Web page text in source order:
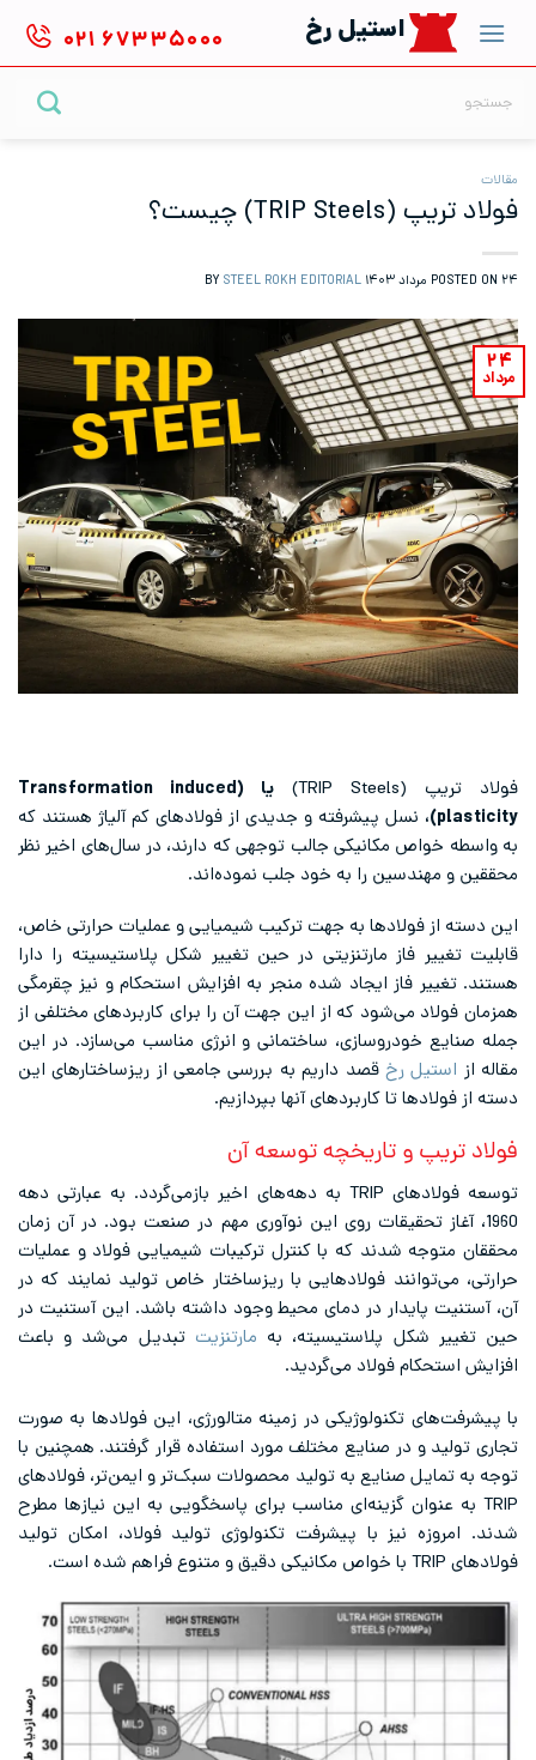
content
استیل رخ ۰۲۱ ۶۷۳۳۵۰۰۰
مقالات
فولاد تریپ (TRIP Steels) چیست؟
POSTED ON ۲۴ مرداد ۱۴۰۳ STEEL ROKH EDITORIAL
۲۴
مرداد
فولاد تریپ (TRIP Steels)
یا (Transformation induced
plasticity)،
نسل پیشرفته و جدیدی از فولادهای کم آلیاژ هستند که
به واسطه خواص مکانیکی جالب توجهی که دارند، در سال‌های اخیر نظر
محققین و مهندسین را به خود جلب نموده‌اند.
این دسته از فولادها به جهت ترکیب شیمیایی و عملیات حرارتی خاص،
قابلیت تغییر فاز مارتنزیتی در حین تغییر شکل پلاستیسیته را دارا
هستند. تغییر فاز ایجاد شده منجر به افزایش استحکام و نیز چقرمگی
همزمان فولاد می‌شود که از این جهت آن را برای کاربردهای مختلفی از
جمله صنایع خودروسازی، ساختمانی و انرژی مناسب می‌سازد. در این
مقاله از استیل رخ قصد داریم به بررسی جامعی از ریزساختارهای این
دسته از فولادها تا کاربردهای آنها بپردازیم.
فولاد تریپ و تاریخچه توسعه آن
توسعه فولادهای TRIP به دهه‌های اخیر بازمی‌گردد. به عبارتی دهه
1960، آغاز تحقیقات روی این نوآوری مهم در صنعت بود. در آن زمان
محققان متوجه شدند که با کنترل ترکیبات شیمیایی فولاد و عملیات
حرارتی، می‌توانند فولادهایی با ریزساختار خاص تولید نمایند که در
آن، آستنیت پایدار در دمای محیط وجود داشته باشد. این آستنیت در
حین تغییر شکل پلاستیسیته، به مارتنزیت تبدیل می‌شد و باعث
افزایش استحکام فولاد می‌گردید.
با پیشرفت‌های تکنولوژیکی در زمینه متالورژی، این فولادها به صورت
تجاری تولید و در صنایع مختلف مورد استفاده قرار گرفتند. همچنین با
توجه به تمایل صنایع به تولید محصولات سبک‌تر‌ و ایمن‌تر، فولادهای
TRIP به عنوان گزینه‌ای مناسب برای پاسخگویی به این نیازها مطرح
شدند. امروزه نیز با پیشرفت تکنولوژی تولید فولاد، امکان تولید
فولادهای TRIP با خواص مکانیکی دقیق‌ و متنوع‌ فراهم شده است.